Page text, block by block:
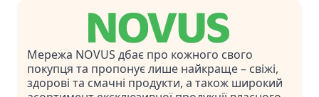
Мережа NOVUS дбає про кожного свого
покупця та пропонує лише найкраще – свіжі,
здорові та смачні продукти, а також широкий